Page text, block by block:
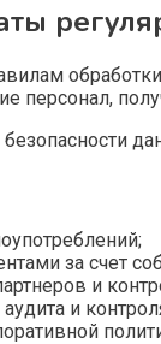
персонал,
за счет
и
и